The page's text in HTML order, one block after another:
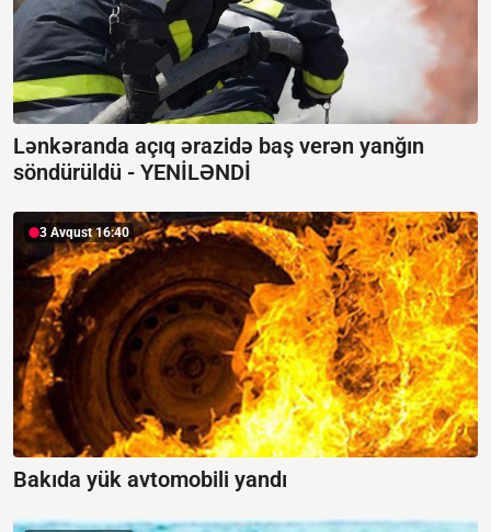
Lənkəranda açıq ərazidə baş verən yanğın
söndürüldü - YENİLƏNDİ
3 Avqust 16:40
Bakıda yük avtomobili yandı